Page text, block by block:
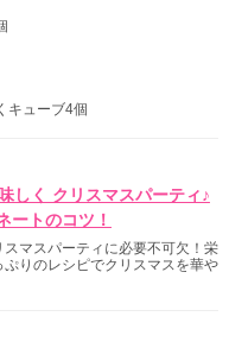
キューブ4個
しく クリスマスパーティ♪
ートのコツ！
マスパーティに必要不可欠！栄
りのレシピでクリスマスを華や